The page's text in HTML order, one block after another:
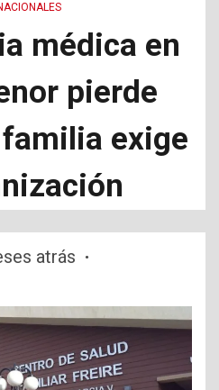
médica en
pierde
exige
atrás